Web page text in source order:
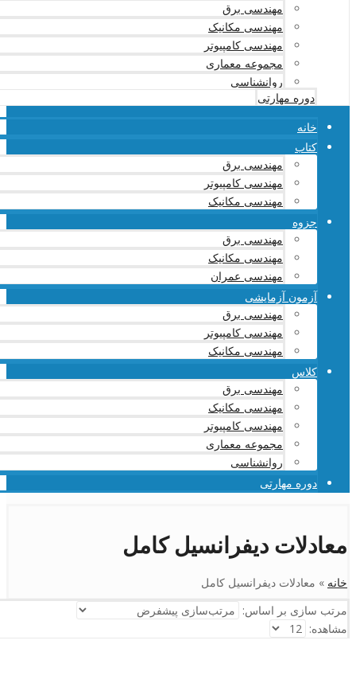
مهندسی برق
مهندسی مکانیک
مهندسی کامپیوتر
مجموعه معماری
روانشناسی
دوره مهارتی
خانه
کتاب
مهندسی برق
مهندسی کامپیوتر
مهندسی مکانیک
جزوه
مهندسی برق
مهندسی مکانیک
مهندسی عمران
آزمون آزمایشی
مهندسی برق
مهندسی کامپیوتر
مهندسی مکانیک
کلاس
مهندسی برق
مهندسی مکانیک
مهندسی کامپیوتر
مجموعه معماری
روانشناسی
دوره مهارتی
معادلات دیفرانسیل کامل
خانه » معادلات دیفرانسیل کامل
مرتب سازی بر اساس:
مشاهده: